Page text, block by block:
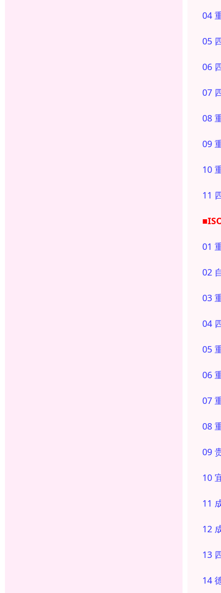
04
05
06
07
08
09
10
11
01
02
03
04
05
06
07
08
09
10
11
12
13
14